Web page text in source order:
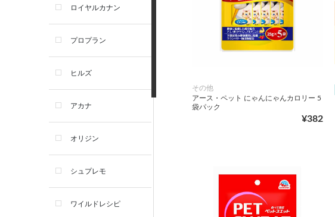
イ・ウェット）
犬ドライフード
犬ウェットフード
犬おやつ
犬サプリ・ミルク・栄養補給
ロイヤルカナン
プロプラン
ヒルズ
アカナ
オリジン
シュプレモ
ワイルドレシピ
その他
アース・ペット にゃんにゃんカロリー 5
袋パック
¥382